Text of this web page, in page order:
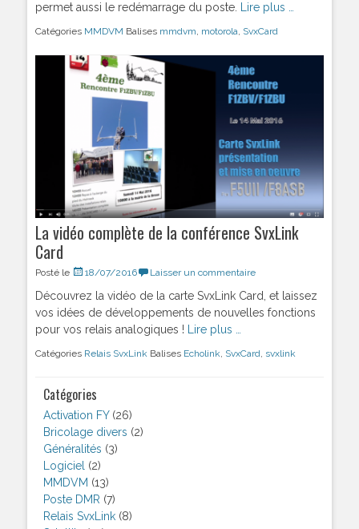
permet aussi le redémarrage du poste.
Lire plus …
Catégories MMDVM Balises mmdvm, motorola, SvxCard
La vidéo complète de la conférence SvxLink
Card
Posté le 18/07/2016 Laisser un commentaire
Découvrez la vidéo de la carte SvxLink Card, et laissez
vos idées de développements de nouvelles fonctions
pour vos relais analogiques !
Lire plus …
Catégories Relais SvxLink Balises Echolink SvxCard svxlink
Catégories
Activation FY(26)
Bricolage divers (2)
Généralités (3)
Logiciel (2)
MMDVM (13)
Poste DMR (7)
Relais SvxLink (8)